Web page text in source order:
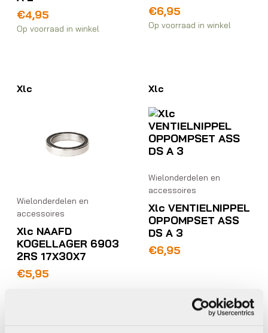
€4,95
Op voorraad in winkel
€6,95
Op voorraad in winkel
Xlc
Wielonderdelen en
accessoires
Xlc NAAFD
KOGELLAGER 6903
2RS 17X30X7
€5,95
Xlc
Wielonderdelen en
accessoires
Xlc VENTIELNIPPEL
OPPOMPSET ASS
DS A 3
€6,95
Op voorraad in winkel